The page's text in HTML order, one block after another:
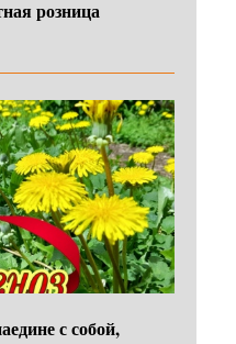
розница
с собой,